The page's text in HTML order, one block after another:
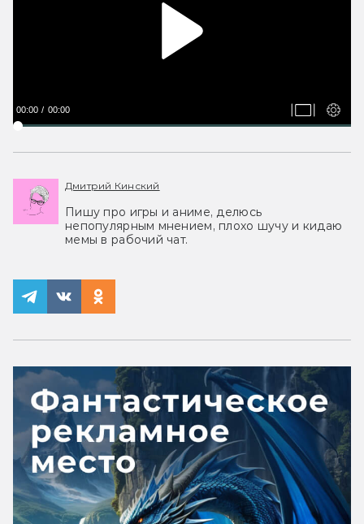
00:00 00:00
Дмитрий Кинский
Пишу про игры и аниме, делюсь
непопулярным мнением, плохо шучу и кидаю
мемы в рабочий чат.